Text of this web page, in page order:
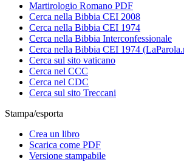
Martirologio Romano PDF
Cerca nella Bibbia CEI 2008
Cerca nella Bibbia CEI 1974
Cerca nella Bibbia Interconfessionale
Cerca nella Bibbia CEI 1974
Cerca sul sito vaticano
Cerca nel CCC
Cerca nel CDC
Cerca sul sito Treccani
Stampa/esporta
Crea un libro
Scarica come PDF
Versione stampabile